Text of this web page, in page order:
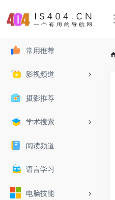
常用推荐
影视频道
摄影推荐
学术搜索
阅读频道
语言学习
电脑技能